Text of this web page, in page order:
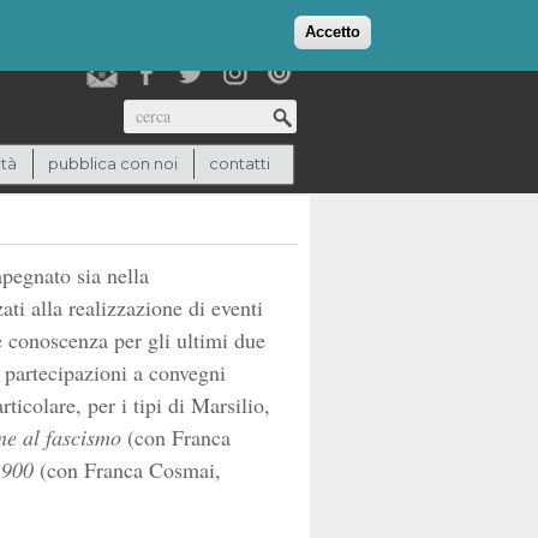
Accetto
(0)
Cerca
pubblica con noi contatti
sia nella
alla realizzazione di eventi
per gli ultimi due
a convegni
per i tipi di Marsilio,
al fascismo (con Franca
(con Franca Cosmai,